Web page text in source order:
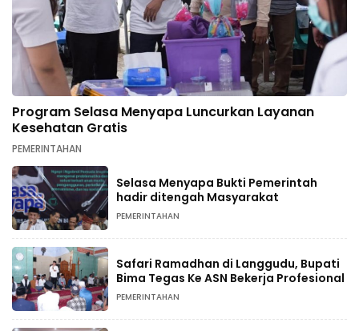
Program Selasa Menyapa Luncurkan Layanan
Kesehatan Gratis
PEMERINTAHAN
Selasa Menyapa Bukti Pemerintah
hadir ditengah Masyarakat
PEMERINTAHAN
Safari Ramadhan di Langgudu, Bupati
Bima Tegas Ke ASN Bekerja Profesional
PEMERINTAHAN